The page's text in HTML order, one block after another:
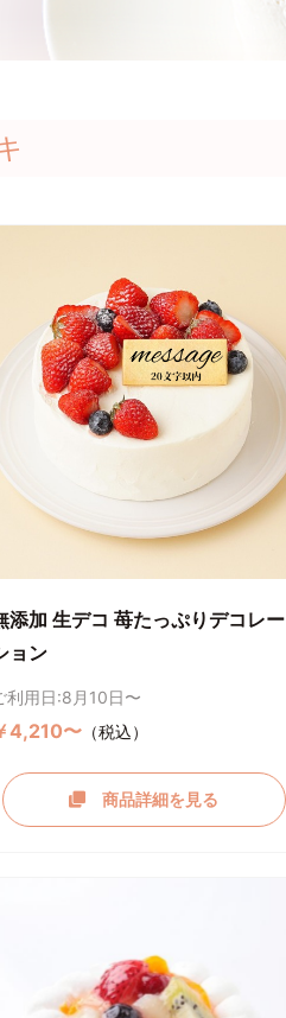
添加 生デコ 苺たっぷりデコレー
ョン
利用日:8月10日〜
4,210〜（税込）
商品詳細を見る